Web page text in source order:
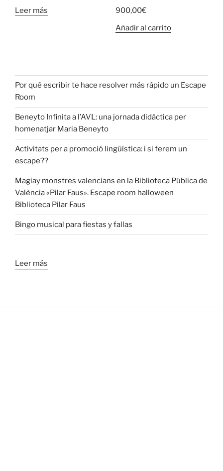
Leer más 900,00€
Añadir al carrito
Por qué escribir te hace resolver más rápido un Escape
Room
Beneyto Infinita a l’AVL: una jornada didàctica per
homenatjar Maria Beneyto
Activitats per a promoció lingüística: i si ferem un
escape??
Magiay monstres valencians en la Biblioteca Pública de
València «Pilar Faus». Escape room halloween
Biblioteca Pilar Faus
Bingo musical para fiestas y fallas
Leer más